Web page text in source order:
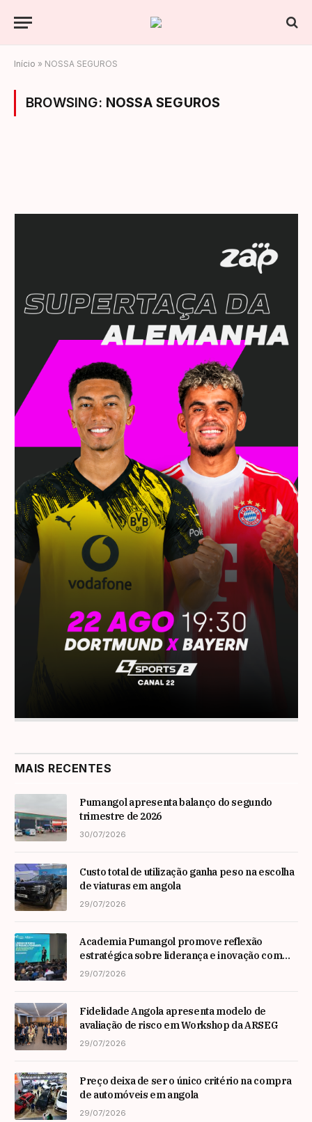
Início » NOSSA SEGUROS
BROWSING: NOSSA SEGUROS
MAIS RECENTES
Pumangol apresenta balanço do segundo
trimestre de 2026
30/07/2026
Custo total de utilização ganha peso na escolha
de viaturas em angola
29/07/2026
Academia Pumangol promove reflexão
estratégica sobre liderança e inovação com
especialista internacional Nadim Habib
29/07/2026
Fidelidade Angola apresenta modelo de
avaliação de risco em Workshop da ARSEG
29/07/2026
Preço deixa de ser o único critério na compra
de automóveis em angola
29/07/2026